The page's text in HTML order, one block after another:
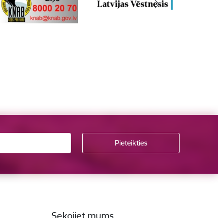
Sekojiet mums